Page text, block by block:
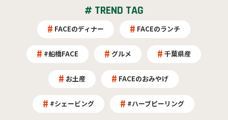
# TREND TAG
FACEのディナー FACEのランチ
#船橋FACE グルメ 千葉県産
お土産 FACEのおみやげ
#シェービング #ハーブピーリング